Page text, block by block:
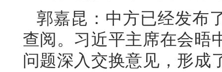
郭嘉昆：中方已经发布
查阅。习近平主席在会晤
问题深入交换意见，形成